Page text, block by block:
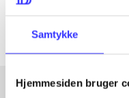
Samtykke
Hjemmesiden bruger